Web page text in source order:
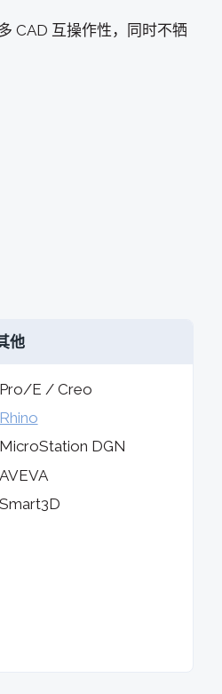
CAD 互操作性，同时不牺
他
Pro/E / Creo
Rhino
MicroStation DGN
AVEVA
Smart3D